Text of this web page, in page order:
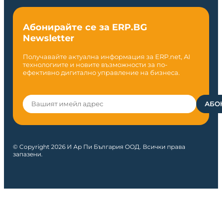
Абонирайте се за ERP.BG
Newsletter
Получавайте актуална информация за ERP.net, AI
технологиите и новите възможности за по-
ефективно дигитално управление на бизнеса.
© Copyright 2026 И Ар Пи България ООД. Всички права
запазени.